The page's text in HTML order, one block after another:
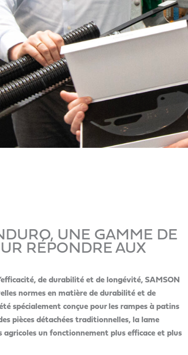
UNE GAMME DE
RÉPONDRE AUX
de durabilité et de longévité, SAMSON
normes en matière de durabilité et de
spécialement conçue pour les rampes à patins
pièces détachées traditionnelles, la lame
agricoles un fonctionnement plus efficace et plus